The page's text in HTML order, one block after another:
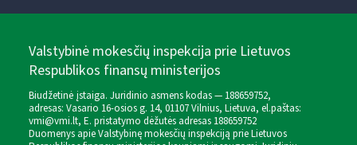
Valstybinė mokesčių inspekcija prie Lietuvos
Respublikos finansų ministerijos
Biudžetinė įstaiga. Juridinio asmens kodas — 188659752,
adresas: Vasario 16-osios g. 14, 01107 Vilnius, Lietuva, el.paštas:
vmi@vmi.lt, E. pristatymo dėžutės adresas 188659752
Duomenys apie Valstybinę mokesčių inspekciją prie Lietuvos